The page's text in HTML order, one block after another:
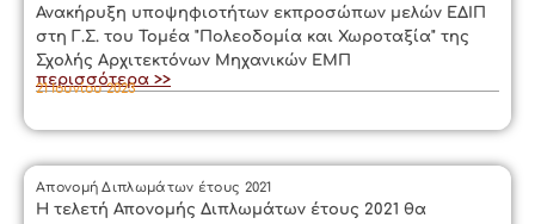
Ανακήρυξη υποψηφιοτήτων εκπροσώπων μελών ΕΔΙΠ
στη Γ.Σ. του Τομέα "Πολεοδομία και Χωροταξία" της
Σχολής Αρχιτεκτόνων Μηχανικών ΕΜΠ
περισσότερα >>
21 Ιουνίου 2023
Απονομή Διπλωμάτων έτους 2021
Η τελετή Απονομής Διπλωμάτων έτους 2021 θα